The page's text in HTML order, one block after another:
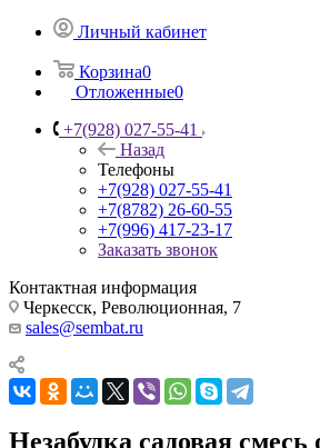
Личный кабинет
Корзина0
Отложенные0
+7(928) 027-55-41
Назад
Телефоны
+7(928) 027-55-41
+7(8782) 26-60-55
+7(996) 417-23-17
Заказать звонок
Контактная информация
Черкесск, Революционная, 7
sales@sembat.ru
Незабудка садовая смесь